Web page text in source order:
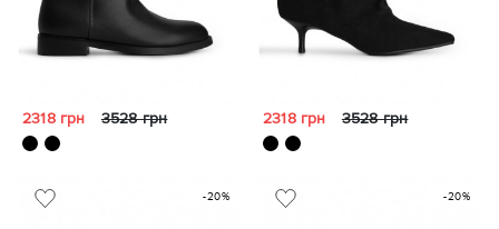
2318 грн 3528 грн 2318 грн 3528 грн
-20% -20%